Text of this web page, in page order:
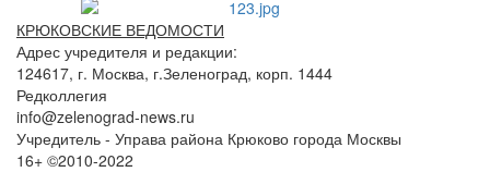
КРЮКОВСКИЕ ВЕДОМОСТИ
Адрес учредителя и редакции:
124617, г. Москва, г.Зеленоград, корп. 1444
Редколлегия
info@zelenograd-news.ru
Учредитель - Управа района Крюково города Москвы
16+ ©2010-2022